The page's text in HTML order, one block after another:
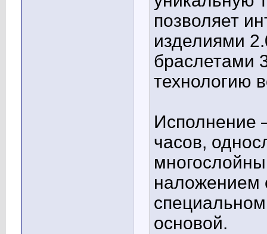
позволяет
изделиями
браслетами
технологию
Исполнение
часов,
наложением
основой.